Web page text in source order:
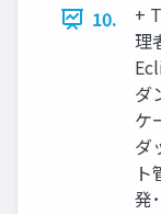
10.
+
理
ダ
ケ
ダ
発